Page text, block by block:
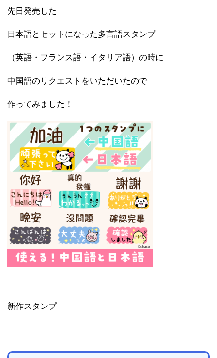
先日発売した
日本語とセットになった多言語スタンプ
（英語・フランス語・イタリア語）の時に
中国語のリクエストをいただいたので
作ってみました！
新作スタンプ